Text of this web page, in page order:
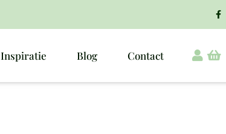
Inspiratie Blog Contact